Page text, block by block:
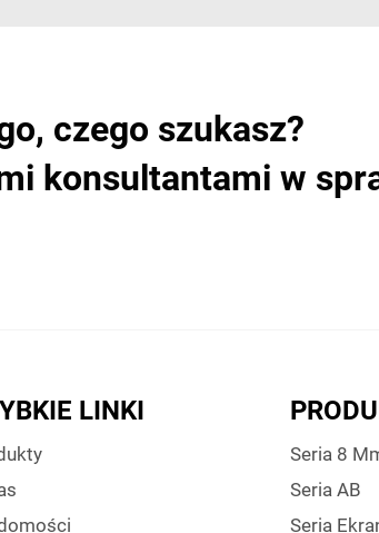
czego szukasz?
konsultantami w
LINKI
Seria 8
Seria AB
Seria